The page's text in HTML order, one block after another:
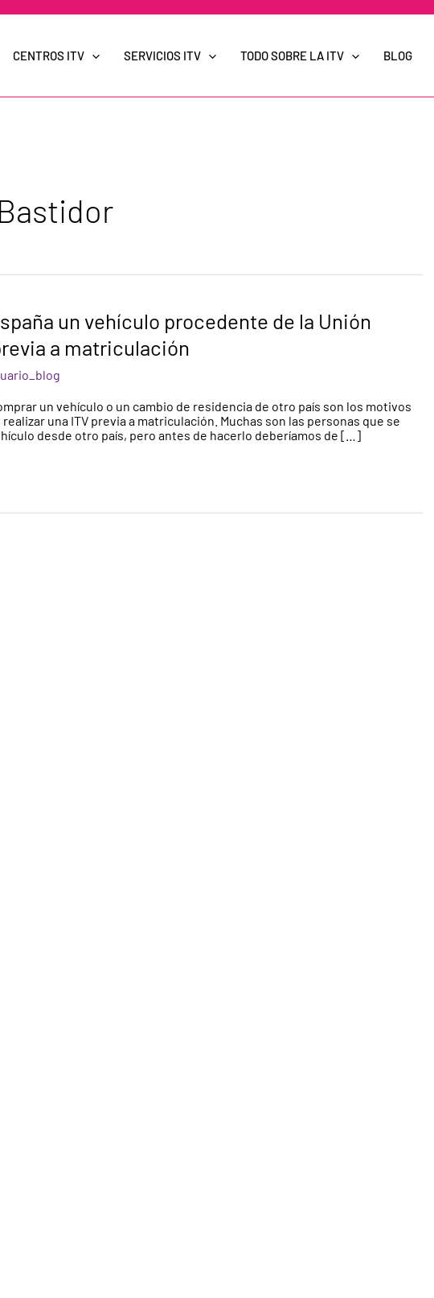
CENTROS ITV SERVICIOS ITV TODO SOBRE LA ITV BLOG
un vehículo procedente de la Unión
a matriculación
un vehículo o un cambio de residencia de otro país son los motivos
una ITV previa a matriculación. Muchas son las personas que se
desde otro país, pero antes de hacerlo deberíamos de […]